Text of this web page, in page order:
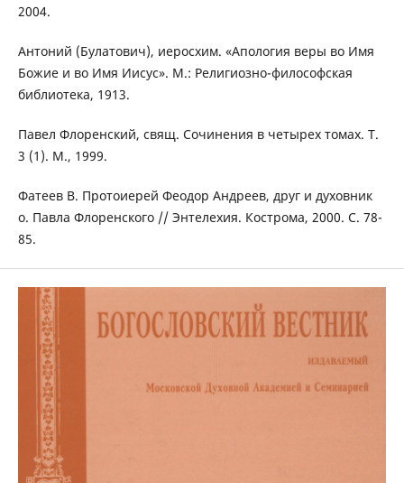
2004.
Антоний (Булатович), иеросхим. «Апология веры во Имя
Божие и во Имя Иисус». М.: Религиозно-философская
библиотека, 1913.
Павел Флоренский, свящ. Сочинения в четырех томах. Т.
3 (1). М., 1999.
Фатеев В. Протоиерей Феодор Андреев, друг и духовник
о. Павла Флоренского // Энтелехия. Кострома, 2000. С. 78-
85.